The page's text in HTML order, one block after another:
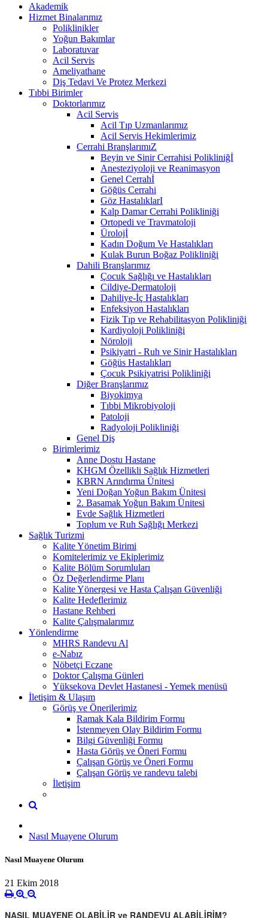
Akademik
Hizmet Binalarımız
Poliklinikler
Yoğun Bakımlar
Laboratuvar
Acil Servis
Ameliyathane
Diş Tedavi Ve Protez Merkezi
Tıbbi Birimler
Doktorlarımız
Acil Servis
Acil Tıp Uzmanlarımız
Acil Servis Hekimlerimiz
Cerrahi BranşlarımıZ
Beyin ve Sinir Cerrahisi Polikliniğİ
Anesteziyoloji ve Reanimasyon
Genel Cerrahİ
Göğüs Cerrahi
Göz HastalıklarI
Kalp Damar Cerrahi Polikliniği
Ortopedi ve Travmatoloji
Ürolojİ
Kadın Doğum Ve Hastalıkları
Kulak Burun Boğaz Polikliniği
Dahili Branşlarımız
Çocuk Sağlığı ve Hastalıkları
Cildiye-Dermatoloji
Dahiliye-İç Hastalıkları
Enfeksiyon Hastalıkları
Fizik Tıp ve Rehabilitasyon Polikliniği
Kardiyoloji Polikliniği
Nöroloji
Psikiyatri - Ruh ve Sinir Hastalıkları
Göğüs Hastalıkları
Çocuk Psikiyatrisi Polikliniği
Diğer Branşlarımız
Biyokimya
Tıbbi Mikrobiyoloji
Patoloji
Radyoloji Polikliniği
Genel Diş
Birimlerimiz
Anne Dostu Hastane
KHGM Özellikli Sağlık Hizmetleri
KBRN Arındırma Ünitesi
Yeni Doğan Yoğun Bakım Ünitesi
2. Basamak Yoğun Bakım Ünitesi
Evde Sağlık Hizmetleri
Toplum ve Ruh Sağlığı Merkezi
Sağlık Turizmi
Kalite Yönetim Birimi
Komitelerimiz ve Ekiplerimiz
Kalite Bölüm Sorumluları
Öz Değerlendirme Planı
Kalite Yönergesi ve Hasta Çalışan Güvenliği
Kalite Hedeflerimiz
Hastane Rehberi
Kalite Çalışmalarımız
Yönlendirme
MHRS Randevu Al
e-Nabız
Nöbetçi Eczane
Doktor Çalışma Günleri
Yüksekova Devlet Hastanesi - Yemek menüsü
İletişim & Ulaşım
Görüş ve Önerilerimiz
Ramak Kala Bildirim Formu
İstenmeyen Olay Bildirim Formu
Bilgi Güvenliği Formu
Hasta Görüş ve Öneri Formu
Çalışan Görüş ve Öneri Formu
Çalışan Görüş ve randevu talebi
İletişim
Nasıl Muayene Olurum
Nasıl Muayene Olurum
21 Ekim 2018
NASIL MUAYENE OLABİLİR ve RANDEVU ALABİLİRİM?